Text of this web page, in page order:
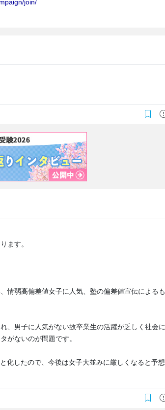
ます。
情弱高偏差値女子に人気、塾の偏差値宣伝によるも
、男子に人気がない故卒業生の活躍が乏しく社会に
がないのが問題です。
化したので、今後は女子大並みに厳しくなると予想